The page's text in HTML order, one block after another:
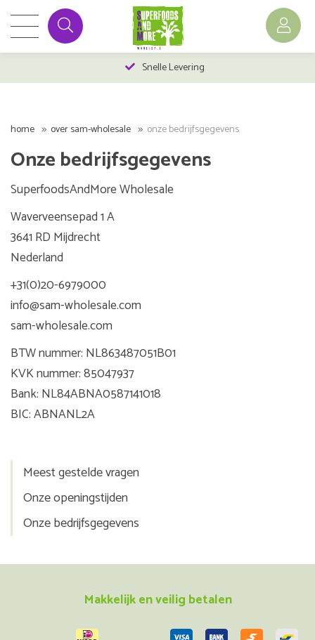
Snelle Levering
home over sam-wholesale onze bedrijfsgegevens
Onze bedrijfsgegevens
SuperfoodsAndMore Wholesale
Waverveensepad 1 A
3641 RD Mijdrecht
Nederland
+31(0)20-6979000
info@sam-wholesale.com
sam-wholesale.com
BTW nummer: NL863487051B01
KVK nummer: 85047937
Bank: NL84ABNA0587141018
BIC: ABNANL2A
Meest gestelde vragen
Onze openingstijden
Onze bedrijfsgegevens
Makkelijk en veilig betalen